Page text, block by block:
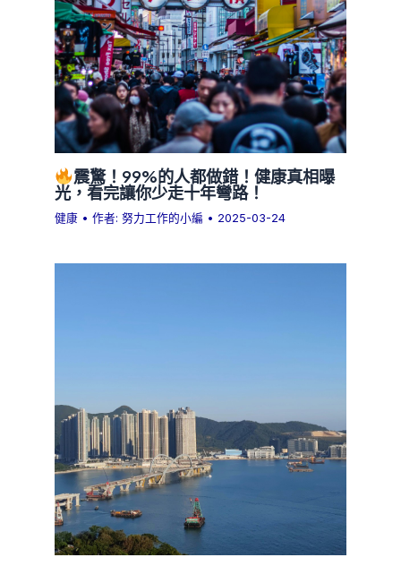
震驚！99%的人都做錯！健康真相曝
光，看完讓你少走十年彎路！
健康 • 作者:努力工作的小編 • 2025-03-24